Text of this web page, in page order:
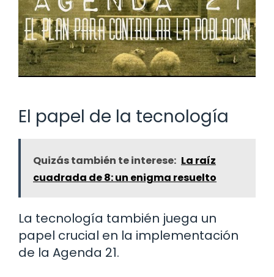
El papel de la tecnología
Quizás también te interese: La raíz
cuadrada de 8: un enigma resuelto
La tecnología también juega un
papel crucial en la implementación
de la Agenda 21.